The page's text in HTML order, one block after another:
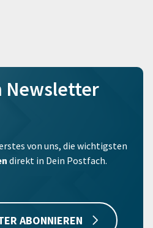
Newsletter
von uns, die wichtigsten
direkt in Dein Postfach.
ABONNIEREN